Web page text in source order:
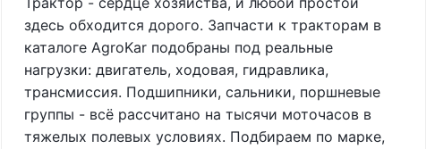
здесь обходится дорого. Запчасти к тракторам в
каталоге AgroKar подобраны под реальные
нагрузки: двигатель, ходовая, гидравлика,
трансмиссия. Подшипники, сальники, поршневые
группы - всё рассчитано на тысячи моточасов в
тяжелых полевых условиях. Подбираем по марке,